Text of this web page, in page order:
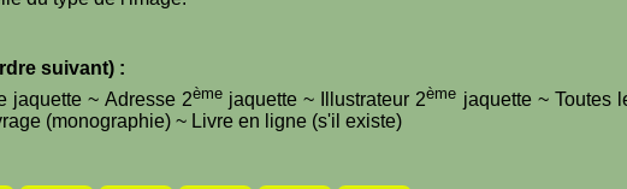
suivant) :
jaquette ~ Adresse 2èmejaquette ~ Illustrateur 2ème jaquette ~ Toutes
(monographie) ~ Livre en ligne (s'il existe)